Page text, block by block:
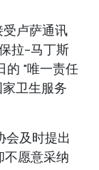
卢萨通讯
拉-马丁斯
的 "唯一责任
卫生服务
会及时提出
愿意采纳